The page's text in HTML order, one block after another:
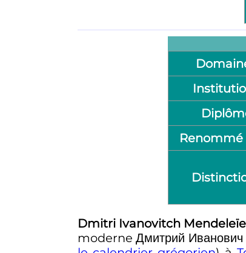
Renommé
Dmitri Ivanovitch
moderneДмитрий